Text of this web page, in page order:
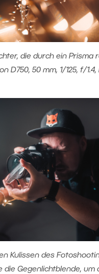
die durch ein Prisma
D750, 50 mm, 1/125, f/1.4,
Kulissen des
die Gegenlichtblende, um